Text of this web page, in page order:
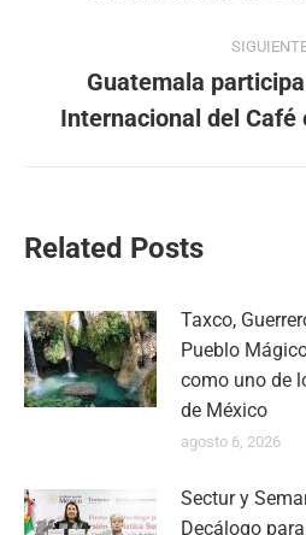
Guatemala
Internacional del Café
Related Posts
Taxco,
Pueblo
como uno de
de México
agosto 6, 2026
Sectur y
Decálogo